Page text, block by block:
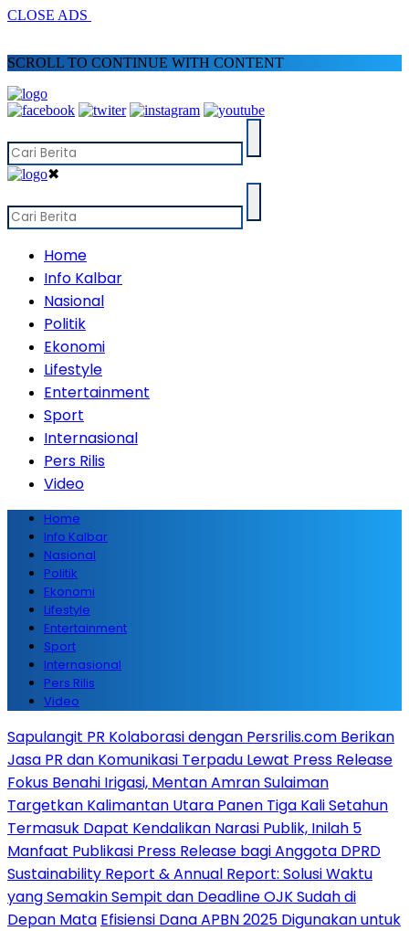
CLOSE ADS
SCROLL TO CONTINUE WITH CONTENT
✖
Home
Info Kalbar
Nasional
Politik
Ekonomi
Lifestyle
Entertainment
Sport
Internasional
Pers Rilis
Video
Home
Info Kalbar
Nasional
Politik
Ekonomi
Lifestyle
Entertainment
Sport
Internasional
Pers Rilis
Video
Sapulangit PR Kolaborasi dengan Persrilis.com Berikan
Jasa PR dan Komunikasi Terpadu Lewat Press Release
Fokus Benahi Irigasi, Mentan Amran Sulaiman
Targetkan Kalimantan Utara Panen Tiga Kali Setahun
Termasuk Dapat Kendalikan Narasi Publik, Inilah 5
Manfaat Publikasi Press Release bagi Anggota DPRD
Sustainability Report & Annual Report: Solusi Waktu
yang Semakin Sempit dan Deadline OJK Sudah di
Depan Mata Efisiensi Dana APBN 2025 Digunakan untuk